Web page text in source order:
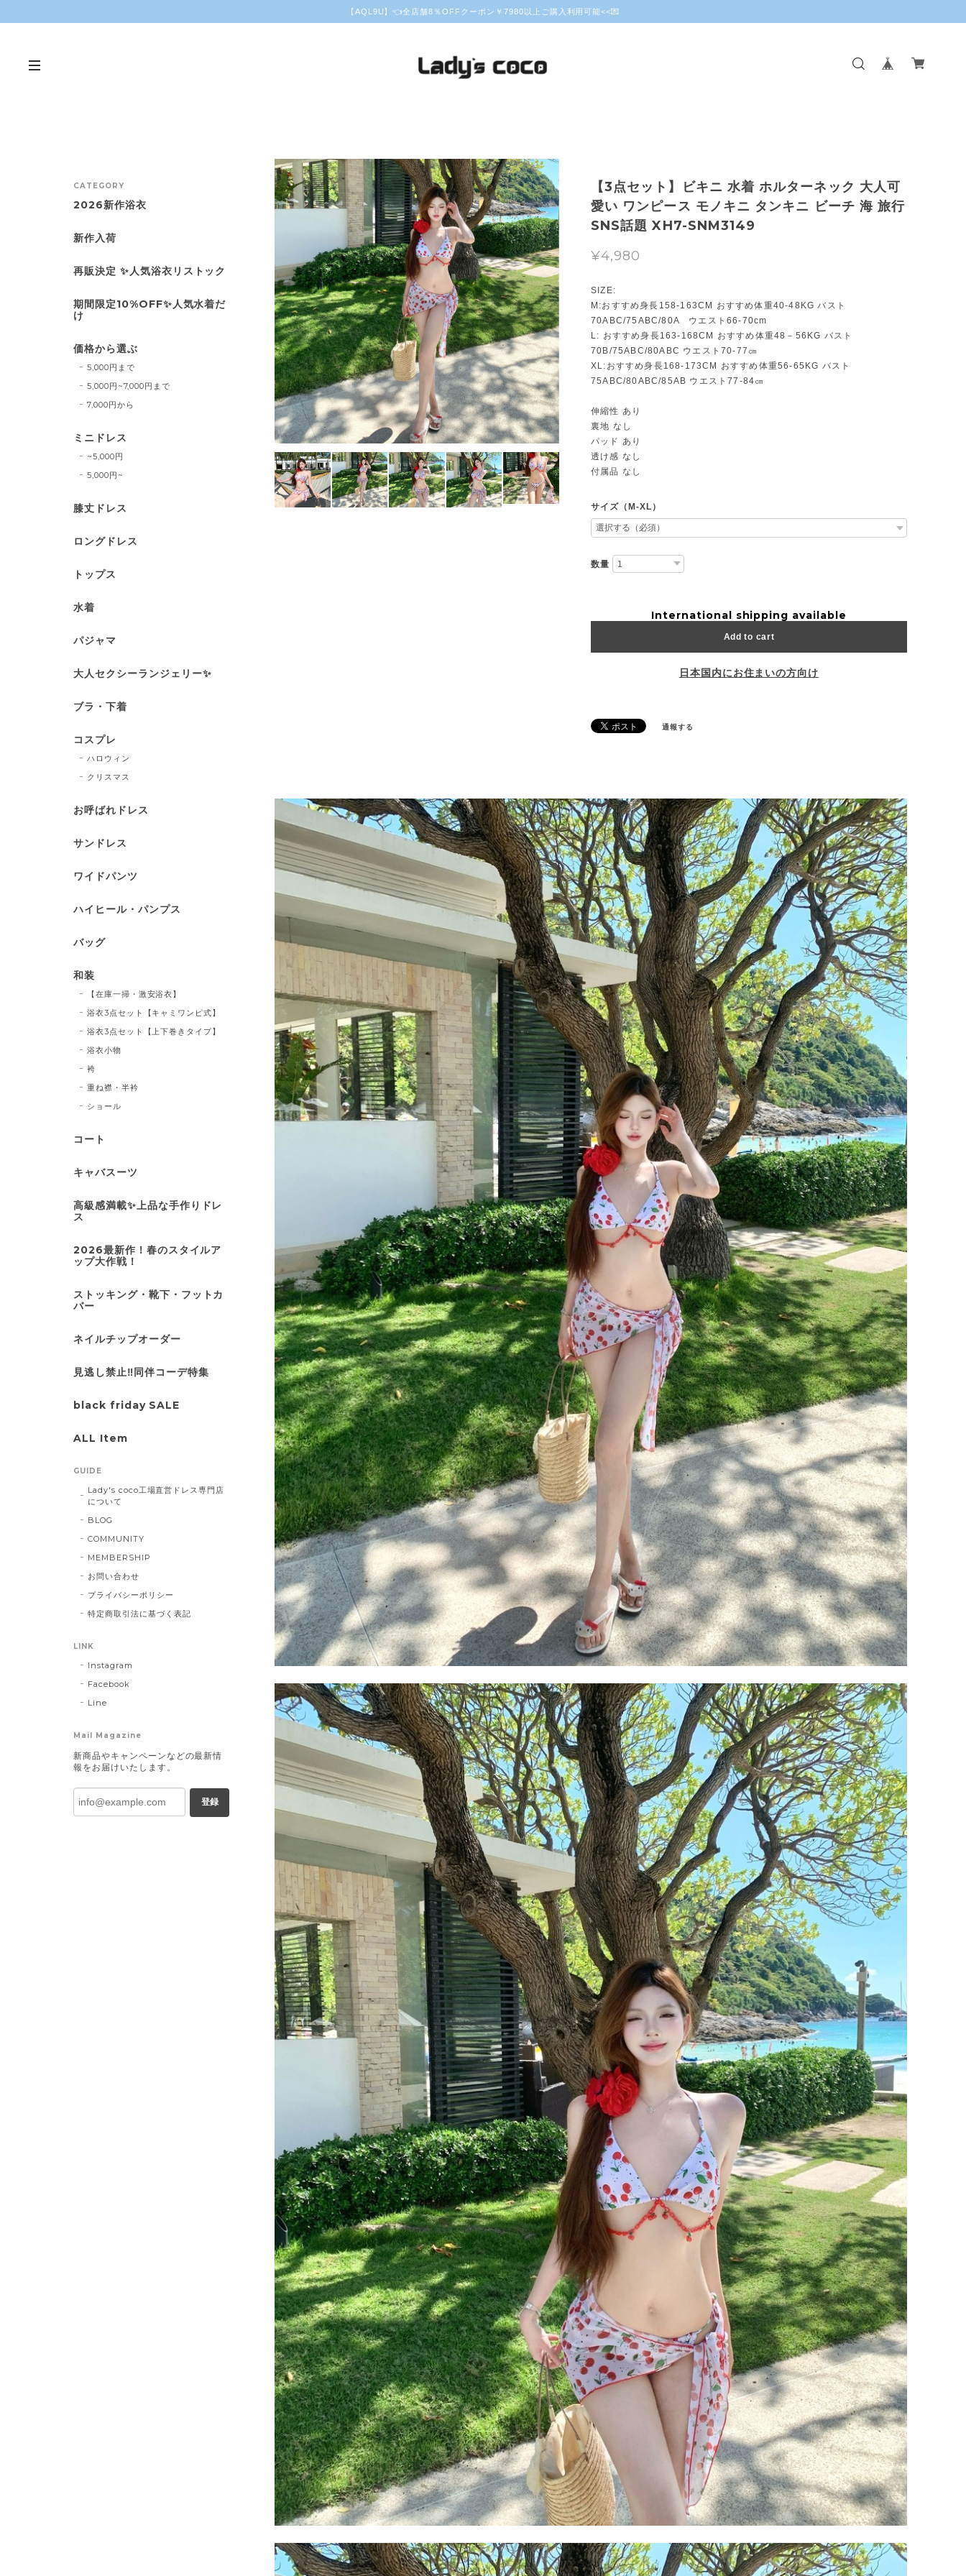
【AQL9U】👈全店舗8％OFFクーポン￥7980以上ご購入利用可能<<💌
【3点セット】ビキニ 水着 ホルターネック 大人可
愛い ワンピース モノキニ タンキニ ビーチ 海 旅行
SNS話題 XH7-SNM3149
¥4,980
SIZE:
M:おすすめ身長158-163CM おすすめ体重40-48KG バスト
70ABC/75ABC/80A ウエスト66-70cm
L: おすすめ身長163-168CM おすすめ体重48－56KG バスト
70B/75ABC/80ABC ウエスト70-77㎝
XL:おすすめ身長168-173CM おすすめ体重56-65KG バスト
75ABC/80ABC/85AB ウエスト77-84㎝
伸縮性 あり
裏地 なし
パッド あり
透け感 なし
付属品 なし
サイズ（M-XL）
数量
International shipping available
Add to cart
日本国内にお住まいの方向け
通報する
CATEGORY
2026新作浴衣
新作入荷
再販決定 ✨人気浴衣リストック
期間限定10%OFF✨人気水着だ
け
価格から選ぶ
5,000円まで
5,000円~7,000円まで
7,000円から
ミニドレス
~5,000円
5,000円~
膝丈ドレス
ロングドレス
トップス
水着
パジャマ
大人セクシーランジェリー✨
ブラ・下着
コスプレ
ハロウィン
クリスマス
お呼ばれドレス
サンドレス
ワイドパンツ
ハイヒール・パンプス
バッグ
和装
【在庫一掃・激安浴衣】
浴衣3点セット【キャミワンピ式】
浴衣3点セット【上下巻きタイプ】
浴衣小物
袴
重ね襟・半衿
ショール
コート
キャバスーツ
高級感満載✨上品な手作りドレ
ス
2026最新作！春のスタイルア
ップ大作戦！
ストッキング・靴下・フットカ
バー
ネイルチップオーダー
見逃し禁止‼同伴コーデ特集
black friday SALE
ALL Item
GUIDE
Lady's coco工場直営ドレス専門店
について
BLOG
COMMUNITY
MEMBERSHIP
お問い合わせ
プライバシーポリシー
特定商取引法に基づく表記
LINK
Instagram
Facebook
Line
Mail Magazine
新商品やキャンペーンなどの最新情
報をお届けいたします。
登録